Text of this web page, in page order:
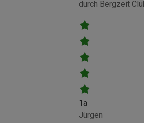
Jürgen
durch Bergzeit
1a